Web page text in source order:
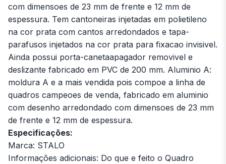
com dimensoes de 23 mm de frente e 12 mm de
espessura. Tem cantoneiras injetadas em polietileno
na cor prata com cantos arredondados e tapa-
parafusos injetados na cor prata para fixacao invisivel.
Ainda possui porta-canetaapagador removivel e
deslizante fabricado em PVC de 200 mm. Aluminio A:
moldura A e a mais vendida pois compoe a linha de
quadros campeoes de venda, fabricado em aluminio
com desenho arredondado com dimensoes de 23 mm
de frente e 12 mm de espessura.
Especificações:
Marca: STALO
Informações adicionais: Do que e feito o Quadro